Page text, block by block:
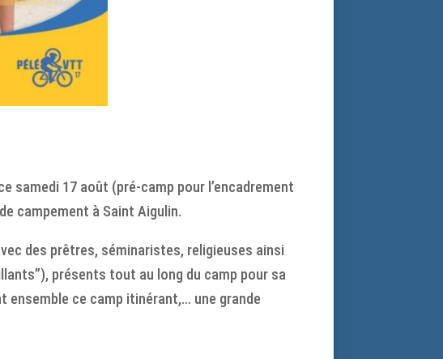
samedi 17 août (pré-camp pour l’encadrement
campement à Saint Aigulin.
des prêtres, séminaristes, religieuses ainsi
présents tout au long du camp pour sa
ensemble ce camp itinérant,… une grande